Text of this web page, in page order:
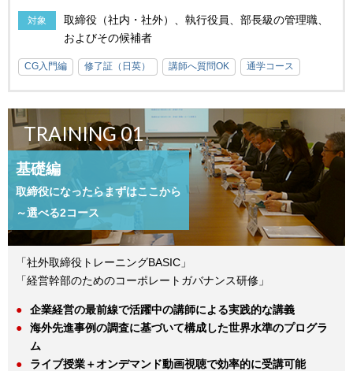
対象
取締役（社内・社外）、執行役員、部長級の管理職、
およびその候補者
CG入門編 修了証（日英） 講師へ質問OK 通学コース
TRAINING 01
基礎編
取締役になったらまずはここから
～選べる2コース
「社外取締役トレーニングBASIC」
「経営幹部のためのコーポレートガバナンス研修」
企業経営の最前線で活躍中の講師による実践的な講義
海外先進事例の調査に基づいて構成した世界水準のプログラ
ム
ライブ授業＋オンデマンド動画視聴で効率的に受講可能